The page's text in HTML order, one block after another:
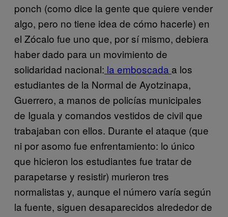
ponch (como dice la gente que quiere vender
algo, pero no tiene idea de cómo hacerle) en
el Zócalo fue uno que, por sí mismo, debiera
haber dado para un movimiento de
solidaridad nacional: la emboscada a los
estudiantes de la Normal de Ayotzinapa,
Guerrero, a manos de policías municipales
de Iguala y comandos vestidos de civil que
trabajaban con ellos. Durante el ataque (que
ni por asomo fue enfrentamiento: lo único
que hicieron los estudiantes fue tratar de
parapetarse y resistir) murieron tres
normalistas y, aunque el número varía según
la fuente, siguen desaparecidos alrededor de